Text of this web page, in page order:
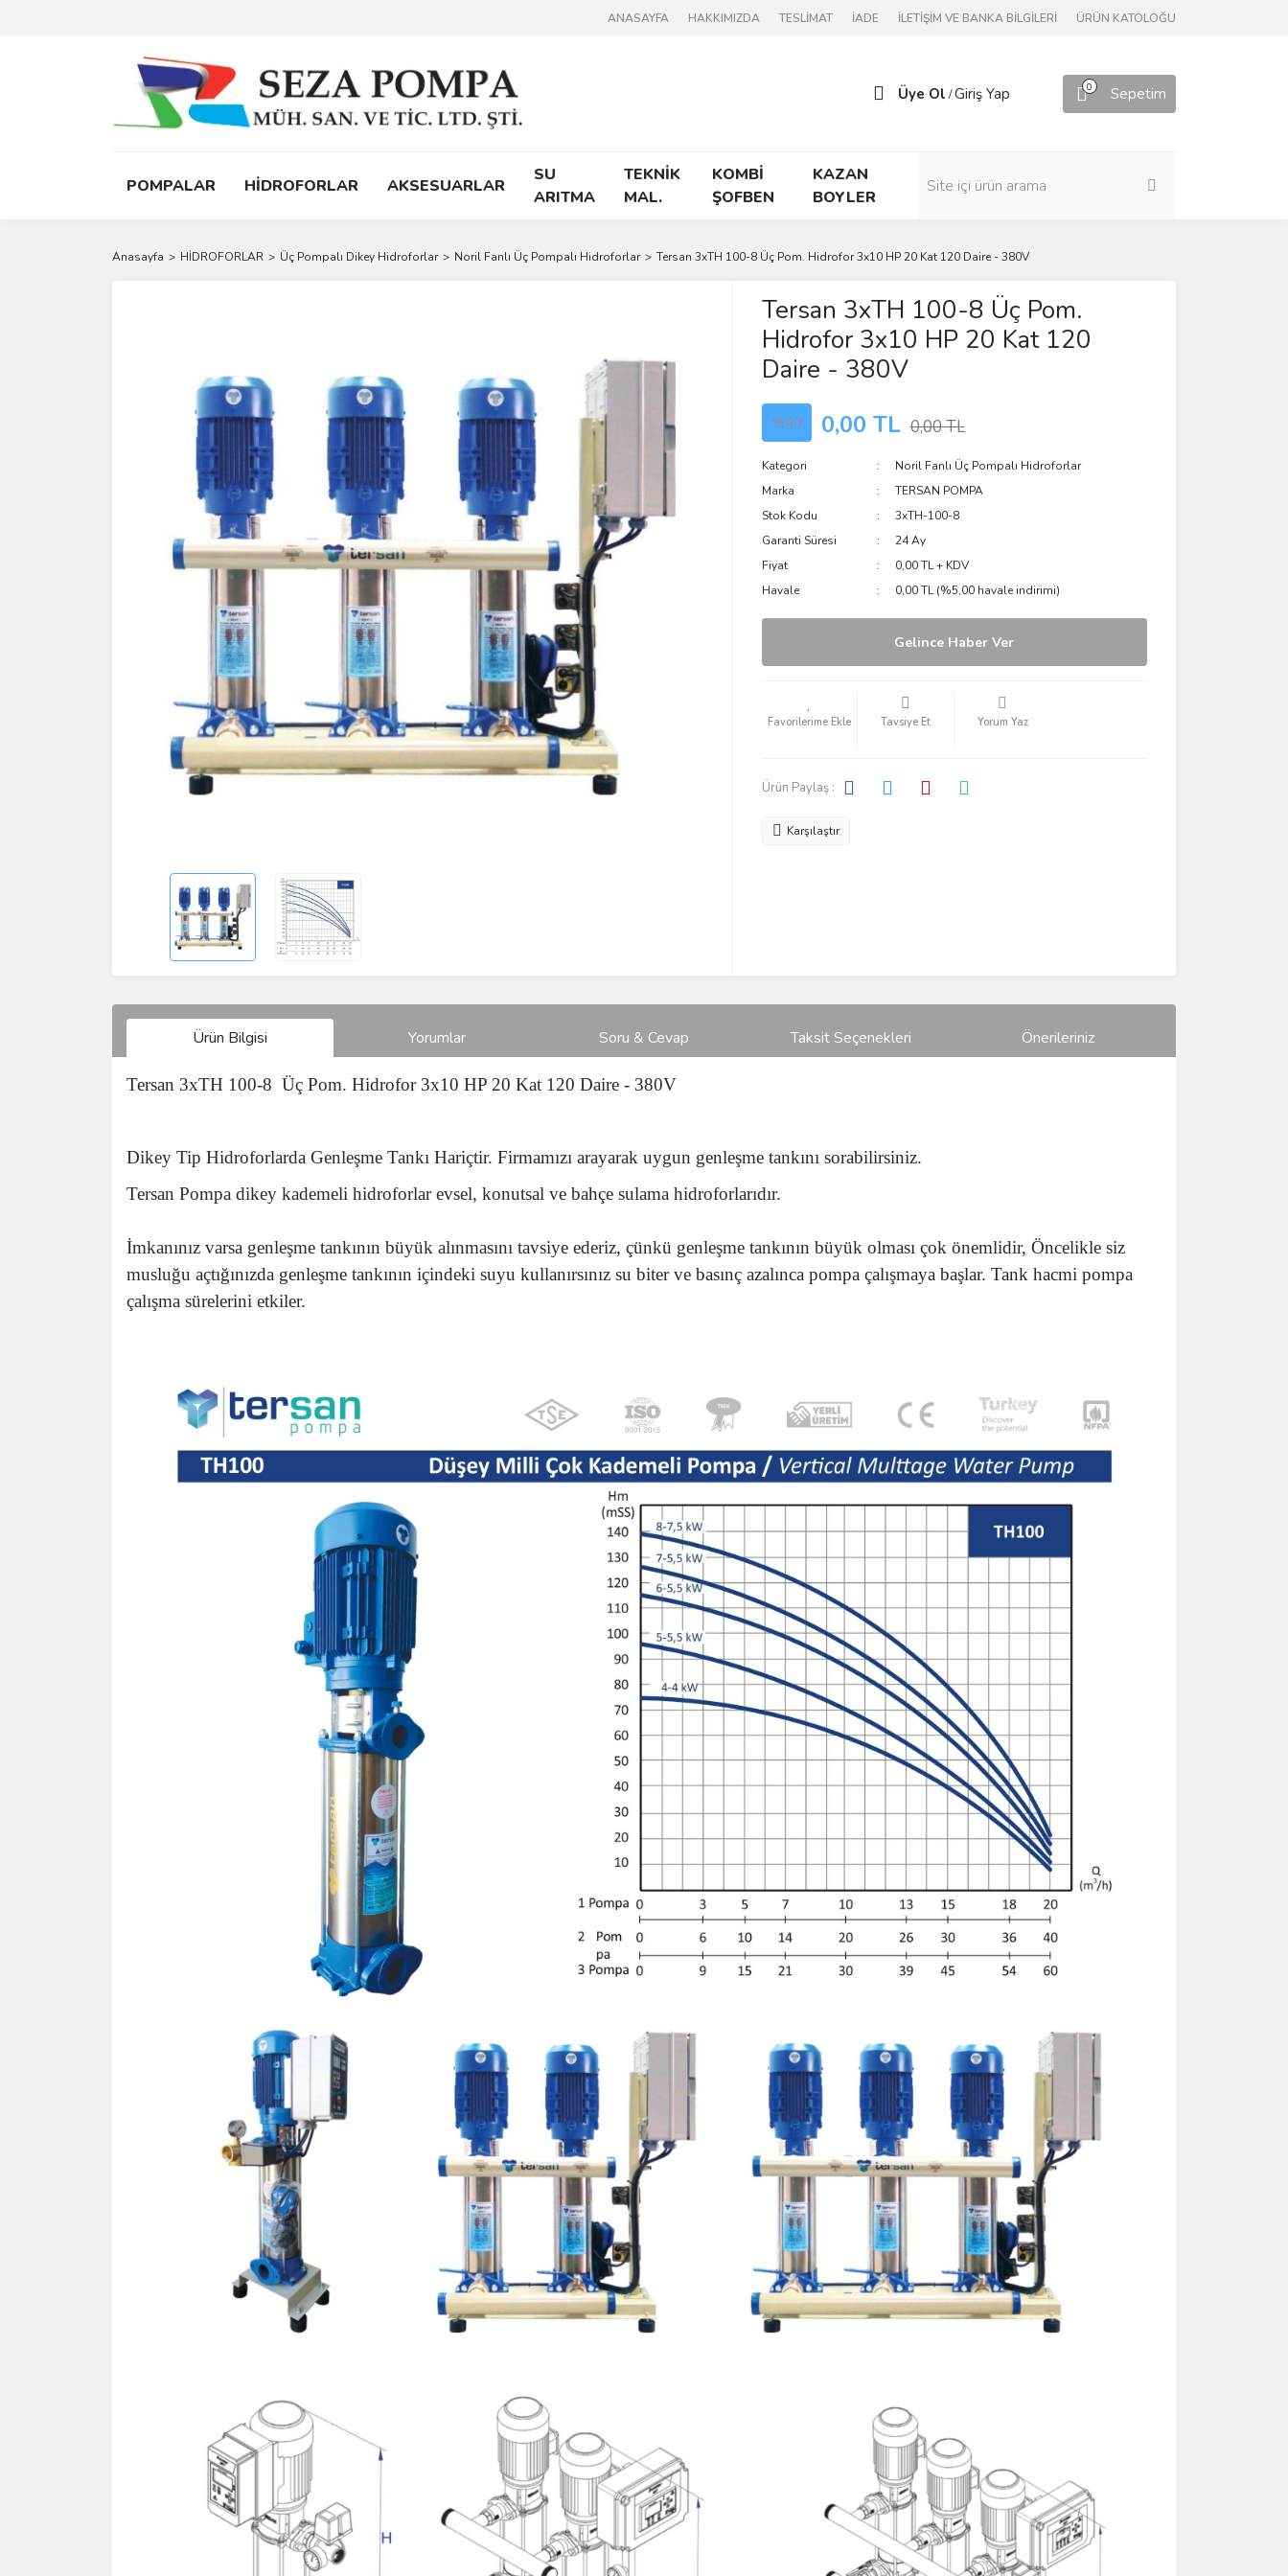
ANASAYFA HAKKIMIZDA TESLİMAT İADE İLETİŞİM VE BANKA BİLGİLERİ ÜRÜN KATOLOĞU
Üye Ol /Giriş Yap 0 Sepetim
POMPALAR HİDROFORLAR AKSESUARLAR
SU
ARITMA
TEKNİK
MAL.
KOMBİ
ŞOFBEN
KAZAN
BOYLER
Anasayfa HİDROFORLAR Üç Pompalı Dikey Hidroforlar Noril Fanlı Üç Pompalı Hidroforlar Tersan 3xTH 100-8 Üç Pom. Hidrofor 3x10 HP 20 Kat 120 Daire - 380V
Tersan 3xTH 100-8 Üç Pom.
Hidrofor 3x10 HP 20 Kat 120
Daire - 380V
%40 0,00 TL 0,00 TL
Kategori
Noril Fanlı Üç Pompalı Hidroforlar
Marka
TERSAN POMPA
Stok Kodu
3xTH-100-8
Garanti Süresi
24 Ay
Fiyat
0,00 TL + KDV
Havale
0,00 TL (%5,00 havale indirimi)
Gelince Haber Ver
Tavsiye Et Yorum Yaz
Ürün Paylaş :
Karşılaştır
Ürün Bilgisi Yorumlar Soru & Cevap Taksit Seçenekleri Önerileriniz
Tersan 3xTH 100-8 Üç Pom. Hidrofor 3x10 HP 20 Kat 120 Daire - 380V
Dikey Tip Hidroforlarda Genleşme Tankı Hariçtir. Firmamızı arayarak uygun genleşme tankını sorabilirsiniz.
Tersan Pompa dikey kademeli hidroforlar evsel, konutsal ve bahçe sulama hidroforlarıdır.
İmkanınız varsa genleşme tankının büyük alınmasını tavsiye ederiz, çünkü genleşme tankının büyük olması çok önemlidir, Öncelikle siz
musluğu açtığınızda genleşme tankının içindeki suyu kullanırsınız su biter ve basınç azalınca pompa çalışmaya başlar. Tank hacmi pompa
çalışma sürelerini etkiler.